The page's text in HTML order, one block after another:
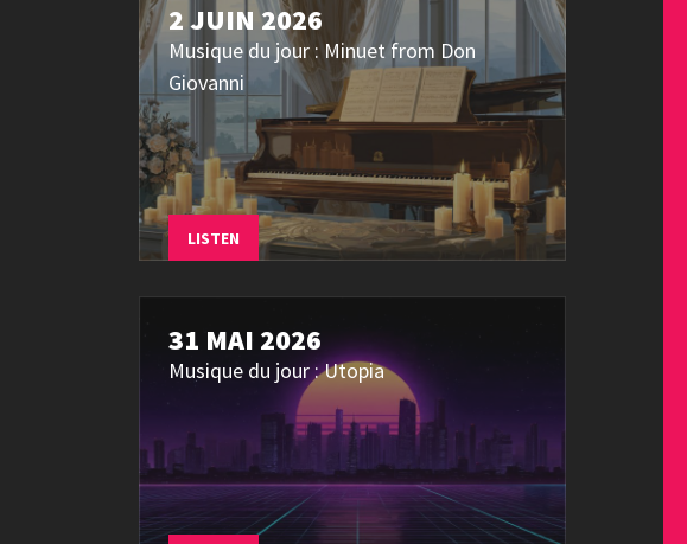
2 JUIN 2026
Musique du jour : Minuet from Don
Giovanni
LISTEN
31 MAI 2026
Musique du jour : Utopia